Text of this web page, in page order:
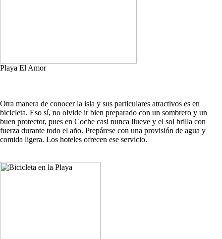
Playa El Amor
Otra manera de conocer la isla y sus particulares atractivos es en
bicicleta. Eso sí, no olvide ir bien preparado con un sombrero y un
buen protector, pues en Coche casi nunca llueve y el sol brilla con
fuerza durante todo el año. Prepárese con una provisión de agua y
comida ligera. Los hoteles ofrecen ese servicio.